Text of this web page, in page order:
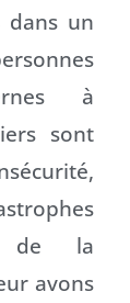
un
à
sont
de la
avons